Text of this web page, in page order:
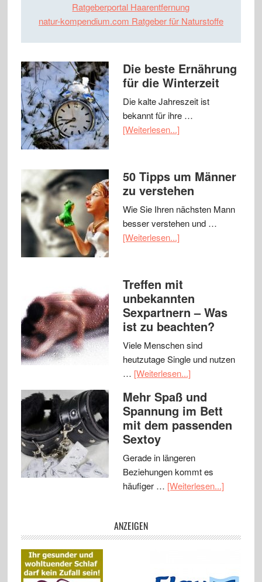
Ratgeberportal Haarentfernung
natur-kompendium.com Ratgeber für Naturstoffe
Die beste Ernährung
für die Winterzeit
Die kalte Jahreszeit ist
bekannt für ihre …
[Weiterlesen...]
50 Tipps um Männer
zu verstehen
Wie Sie Ihren nächsten Mann
besser verstehen und …
[Weiterlesen...]
Treffen mit
unbekannten
Sexpartnern – Was
ist zu beachten?
Viele Menschen sind
heutzutage Single und nutzen
… [Weiterlesen...]
Mehr Spaß und
Spannung im Bett
mit dem passenden
Sextoy
Gerade in längeren
Beziehungen kommt es
häufiger … [Weiterlesen...]
ANZEIGEN